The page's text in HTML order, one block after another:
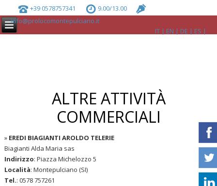
+39 0578757341
9.00/13.00
info@prolocomontepulciano.it
IT
EN DE ES
ALTRE ATTIVITÀ
COMMERCIALI
» EREDI BIAGIANTI AROLDO TELERIE
Biagianti Alda Maria sas
Indirizzo: Piazza Michelozzo 5
Località: Montepulciano (SI)
Tel.: 0578 757261